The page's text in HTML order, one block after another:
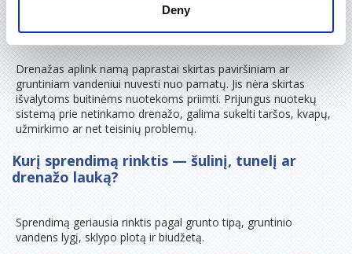
Deny
Ar drenažas aplink namą tinka nuotekų
Drenažas aplink namą paprastai skirtas paviršiniam ar
gruntiniam vandeniui nuvesti nuo pamatų. Jis nėra skirtas
išvalytoms buitinėms nuotekoms priimti. Prijungus nuotekų
sistemą prie netinkamo drenažo, galima sukelti taršos, kvapų,
užmirkimo ar net teisinių problemų.
Kurį sprendimą rinktis — šulinį, tunelį ar
drenažo lauką?
Sprendimą geriausia rinktis pagal grunto tipą, gruntinio
vandens lygį, sklypo plotą ir biudžetą.